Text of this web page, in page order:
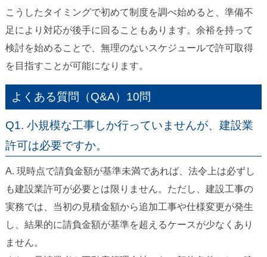
こうしたタイミングで初めて制度を調べ始めると、準備不
足により対応が後手に回ることもあります。余裕を持って
検討を始めることで、無理のないスケジュールで許可取得
を目指すことが可能になります。
よくある質問（Q&A）10問
Q1. 小規模な工事しか行っていませんが、建設業
許可は必要ですか。
A. 現時点で請負金額が基準未満であれば、法令上は必ずし
も建設業許可が必要とは限りません。ただし、建設工事の
実務では、当初の見積金額から追加工事や仕様変更が発生
し、結果的に請負金額が基準を超えるケースが少なくあり
ません。